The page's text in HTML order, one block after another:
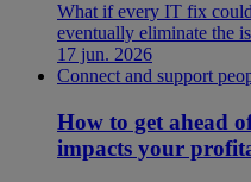
What if every IT fix
eventually eliminate the
17 jun. 2026
Connect and support
How to get ahead
impacts your